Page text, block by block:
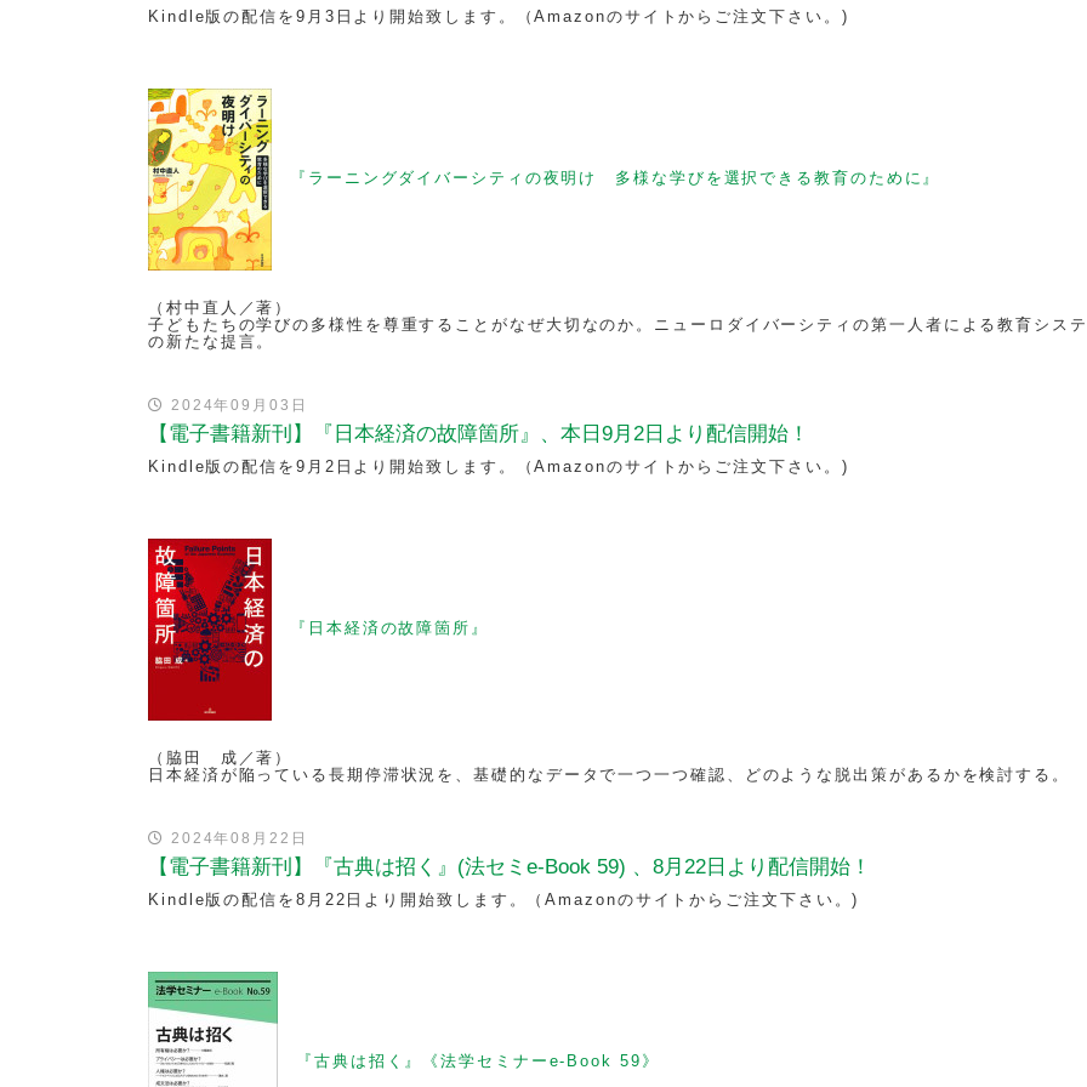
Kindle版の配信を9月3日より開始致します。（Amazonのサイトからご注文下さい。)
『ラーニングダイバーシティの夜明け 多様な学びを選択できる教育のために』
（村中直人／著）
子どもたちの学びの多様性を尊重することがなぜ大切なのか。ニューロダイバーシティの第一人者による教育シス
の新たな提言。
2024年09月03日
【電子書籍新刊】『日本経済の故障箇所』、本日9月2日より配信開始！
Kindle版の配信を9月2日より開始致します。（Amazonのサイトからご注文下さい。)
『日本経済の故障箇所』
（脇田 成／著）
日本経済が陥っている長期停滞状況を、基礎的なデータで一つ一つ確認、どのような脱出策があるかを検討する。
2024年08月22日
【電子書籍新刊】『古典は招く』(法セミe-Book 59) 、8月22日より配信開始！
Kindle版の配信を8月22日より開始致します。（Amazonのサイトからご注文下さい。)
『古典は招く』《法学セミナーe-Book 59》